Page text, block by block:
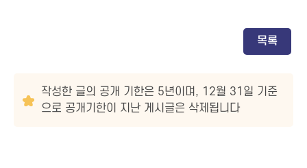
목록
작성한 글의 공개 기한은 5년이며, 12월 31일 기준
으로 공개기한이 지난 게시글은 삭제됩니다